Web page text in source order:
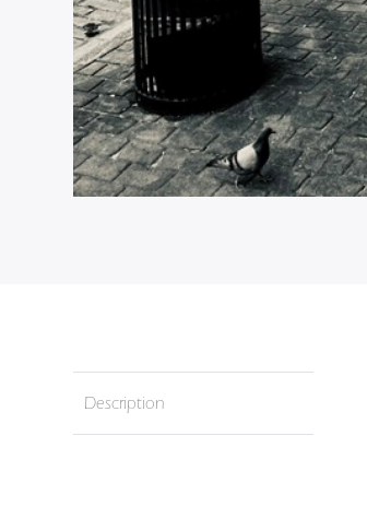
Description